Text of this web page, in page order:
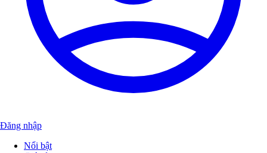
Đăng nhập
Nổi bật